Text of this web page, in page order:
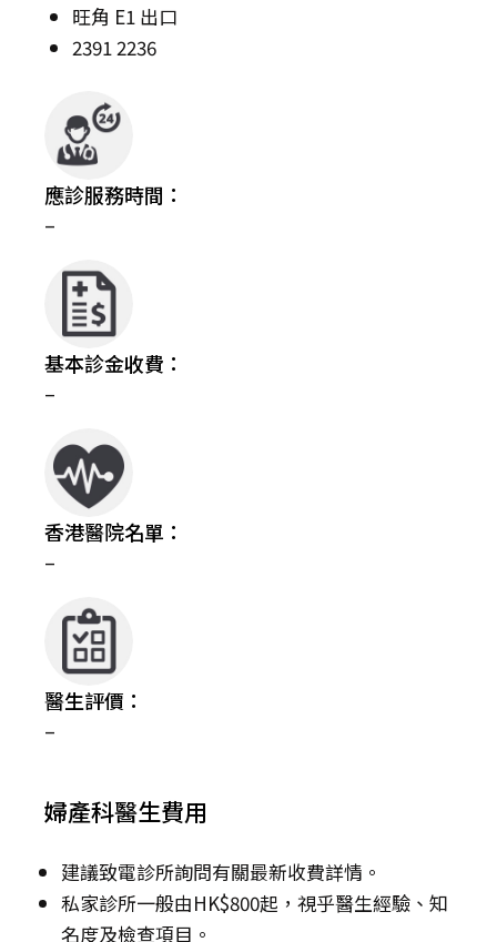
旺角 E1 出口
2391 2236
應診服務時間：
–
基本診金收費：
–
香港醫院名單：
–
醫生評價：
–
婦產科醫生費用
建議致電診所詢問有關最新收費詳情。
私家診所一般由HK$800起，視乎醫生經驗、知
名度及檢查項目。